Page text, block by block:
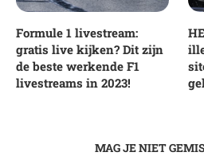
Formule 1 livestream:
gratis live kijken? Dit zijn
de beste werkende F1
livestreams in 2023!
MAG JE NIET